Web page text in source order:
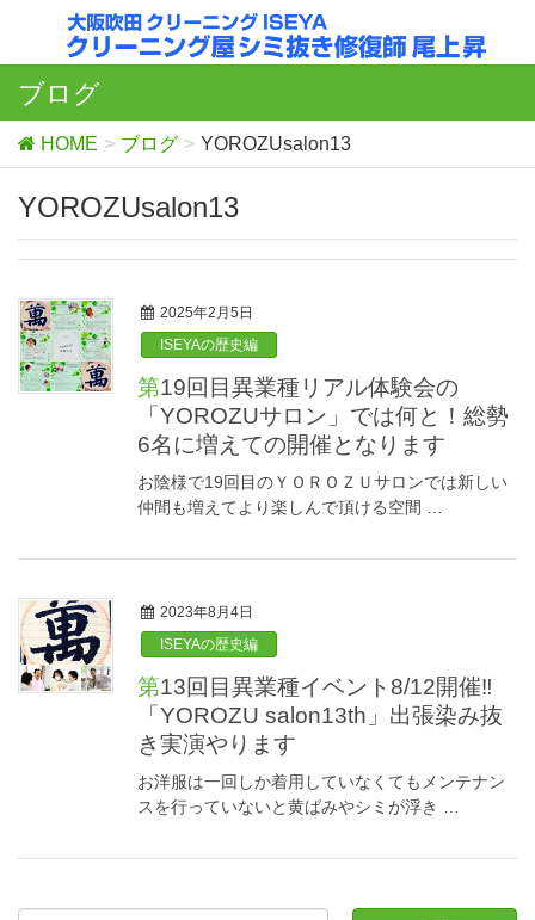
ブログ
HOME ブログ YOROZUsalon13
YOROZUsalon13
2025年2月5日
ISEYAの歴史編
第19回目異業種リアル体験会の
「YOROZUサロン」では何と！総勢
6名に増えての開催となります
お陰様で19回目のＹＯＲＯＺＵサロンでは新しい
仲間も増えてより楽しんで頂ける空間 …
2023年8月4日
ISEYAの歴史編
第13回目異業種イベント8/12開催‼
「YOROZU salon13th」出張染み抜
き実演やります
お洋服は一回しか着用していなくてもメンテナン
スを行っていないと黄ばみやシミが浮き …